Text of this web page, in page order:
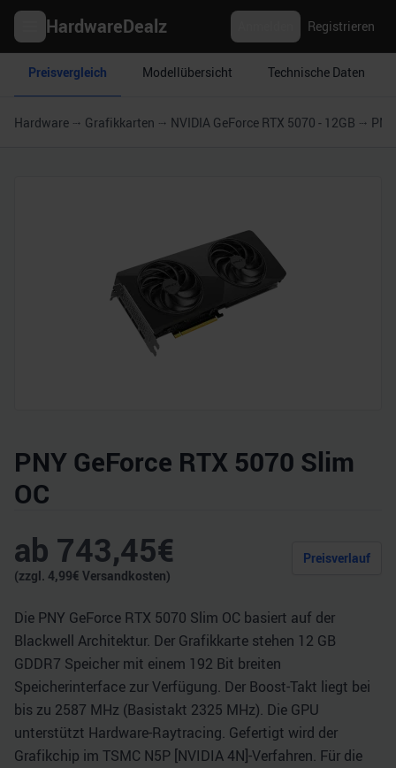
HardwareDealz Registrieren
Preisvergleich Modellübersicht Technische Daten
Hardware Grafikkarten NVIDIA GeForce RTX 5070 - 12GB
PNY GeForce RTX 5070 Slim
OC
ab 743,45€
(zzgl. 4,99€ Versandkosten)
Preisverlauf
Die PNY GeForce RTX 5070 Slim OC basiert auf der
Blackwell Architektur. Der Grafikkarte stehen 12 GB
GDDR7 Speicher mit einem 192 Bit breiten
Speicherinterface zur Verfügung. Der Boost-Takt liegt bei
bis zu 2587 MHz (Basistakt 2325 MHz). Die GPU
unterstützt Hardware-Raytracing. Gefertigt wird der
Grafikchip im TSMC N5P [NVIDIA 4N]-Verfahren. Für die